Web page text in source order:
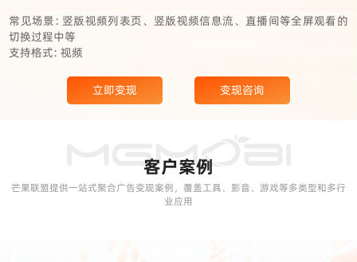
常见场景: 竖版视频列表页、竖版视频信息流、直播间等全屏观看的
切换过程中等
支持格式: 视频
立即变现 变现咨询
客户案例
芒果联盟提供一站式聚合广告变现案例，覆盖工具、影音、游戏等多类型和多行
业应用